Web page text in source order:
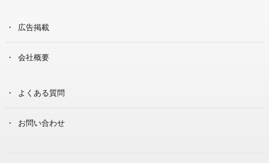
広告掲載
会社概要
よくある質問
お問い合わせ